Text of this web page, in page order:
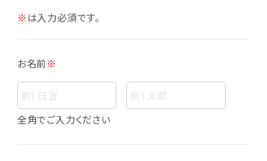
個人情報
個人情報とは、お客様個人に関する情報であっ
て、当該情報を構成する氏名、住所、電話番号、
※は入力必須です。
お名前※
全角でご入力ください